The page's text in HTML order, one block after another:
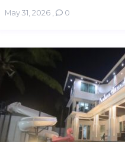
May 31, 2026 , 0